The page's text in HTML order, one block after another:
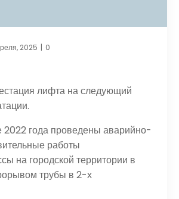
2025 | 0
лифта на следующий
2022 года проведены аварийно-
работы
на городской территории в
трубы в 2-х